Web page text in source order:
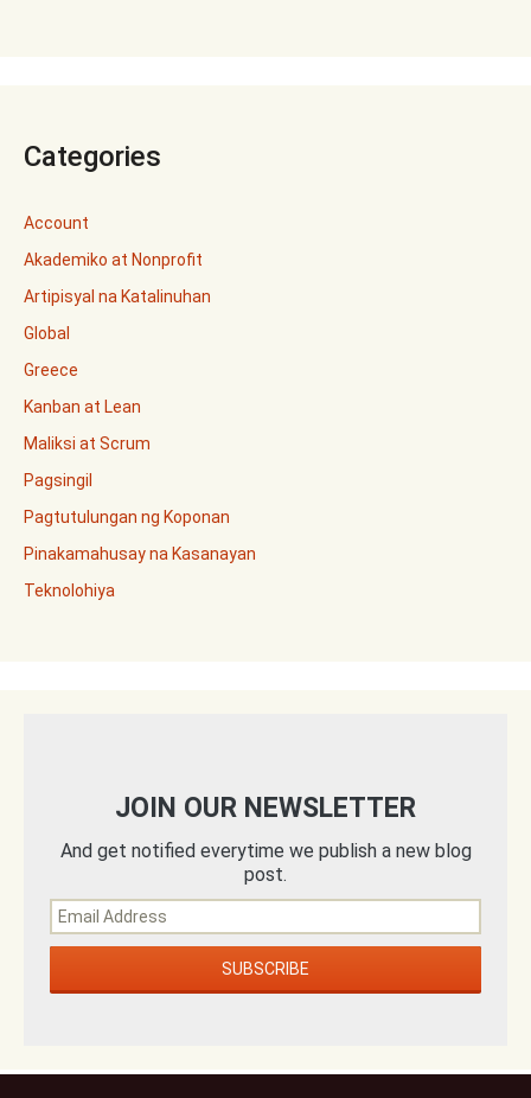
Categories
Account
Akademiko at Nonprofit
Artipisyal na Katalinuhan
Global
Greece
Kanban at Lean
Maliksi at Scrum
Pagsingil
Pagtutulungan ng Koponan
Pinakamahusay na Kasanayan
Teknolohiya
JOIN OUR NEWSLETTER
And get notified everytime we publish a new blog
post.